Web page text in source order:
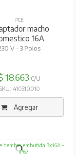
PCE
macho
16A
V - 3 Polos
18.663 C/U
410310010
Agregar